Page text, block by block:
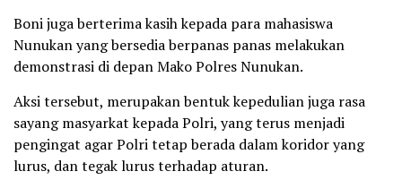
Boni juga berterima kasih kepada para mahasiswa
Nunukan yang bersedia berpanas panas melakukan
demonstrasi di depan Mako Polres Nunukan.
Aksi tersebut, merupakan bentuk kepedulian juga rasa
sayang masyarkat kepada Polri, yang terus menjadi
pengingat agar Polri tetap berada dalam koridor yang
lurus, dan tegak lurus terhadap aturan.